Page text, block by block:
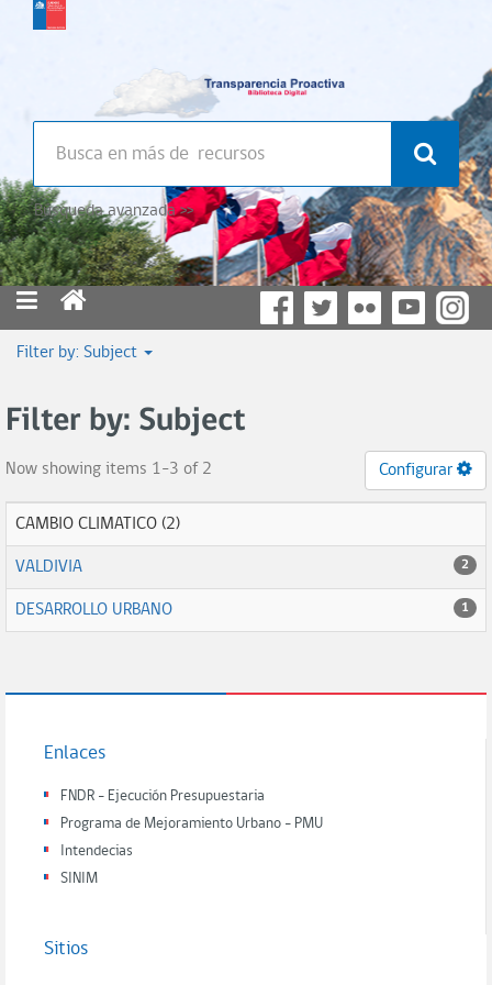
Búsqueda avanzada >>
Filter by: Subject
Filter by: Subject
Now showing items 1-3 of 2 Configurar
CAMBIO CLIMATICO (2)
VALDIVIA 2
DESARROLLO URBANO 1
Enlaces
FNDR - Ejecución Presupuestaria
Programa de Mejoramiento Urbano - PMU
Intendecias
SINIM
Sitios